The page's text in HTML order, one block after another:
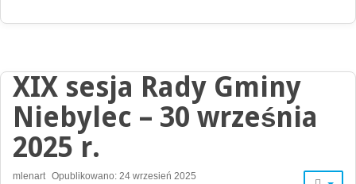
XIX sesja Rady Gminy
Niebylec – 30 września
2025 r.
mlenart Opublikowano: 24 wrzesień 2025